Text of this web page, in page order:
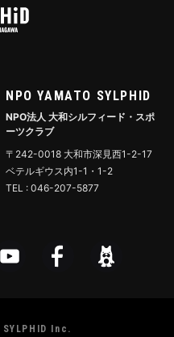
NPO YAMATO SYLPHID
NPO法人 大和シルフィード・スポ
ーツクラブ
〒242-0018 大和市深見西1-2-17
ベテルギウス内1-1・1-2
TEL : 046-207-5877
Inc.